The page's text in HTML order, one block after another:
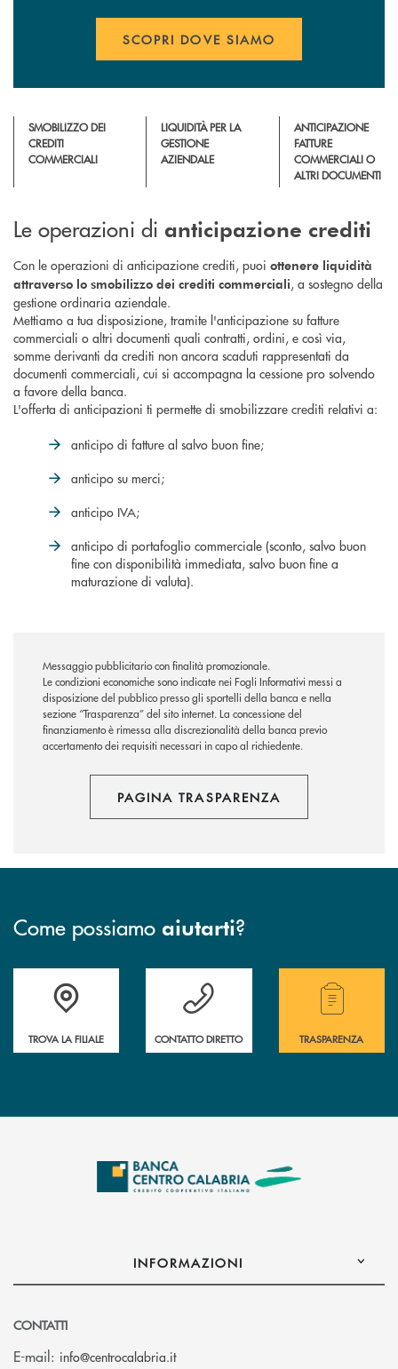
SCOPRI DOVE SIAMO
SMOBILIZZO DEI
CREDITI
COMMERCIALI
LIQUIDITÀ PER LA
GESTIONE
AZIENDALE
ANTICIPAZIONE
FATTURE
COMMERCIALI O
ALTRI DOCUMENTI
Le operazioni di anticipazione crediti
Con le operazioni di anticipazione crediti, puoi ottenere liquidità
attraverso lo smobilizzo dei crediti commerciali, a sostegno della
gestione ordinaria aziendale.
Mettiamo a tua disposizione, tramite l'anticipazione su fatture
commerciali o altri documenti quali contratti, ordini, e così via,
somme derivanti da crediti non ancora scaduti rappresentati da
documenti commerciali, cui si accompagna la cessione pro solvendo
a favore della banca.
L'offerta di anticipazioni ti permette di smobilizzare crediti relativi a:
anticipo di fatture al salvo buon fine;
anticipo su merci;
anticipo IVA;
anticipo di portafoglio commerciale (sconto, salvo buon
fine con disponibilità immediata, salvo buon fine a
maturazione di valuta).
Messaggio pubblicitario con finalità promozionale.
Le condizioni economiche sono indicate nei Fogli Informativi messi a
disposizione del pubblico presso gli sportelli della banca e nella
sezione “Trasparenza” del sito internet.La concessione del
finanziamento è rimessa alla discrezionalità della banca previo
accertamento dei requisiti necessari in capo al richiedente.
PAGINA TRASPARENZA
Come possiamo aiutarti?
Accedi all' elenco completo delle filiali .
TROVA LA FILIALE
Hai bisogno di assistenza immediata ?
CONTATTO DIRETTO
Hai bisogno di
TRASPARENZA
INFORMAZIONI
CONTATTI
E-mail: info@centrocalabria.it(si apre l’app di posta elettronica)